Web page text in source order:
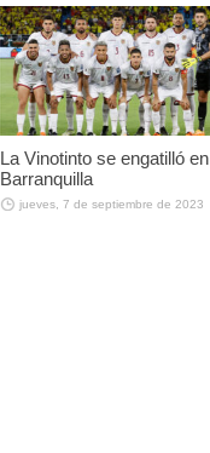
La Vinotinto se engatilló en
Barranquilla
jueves, 7 de septiembre de 2023